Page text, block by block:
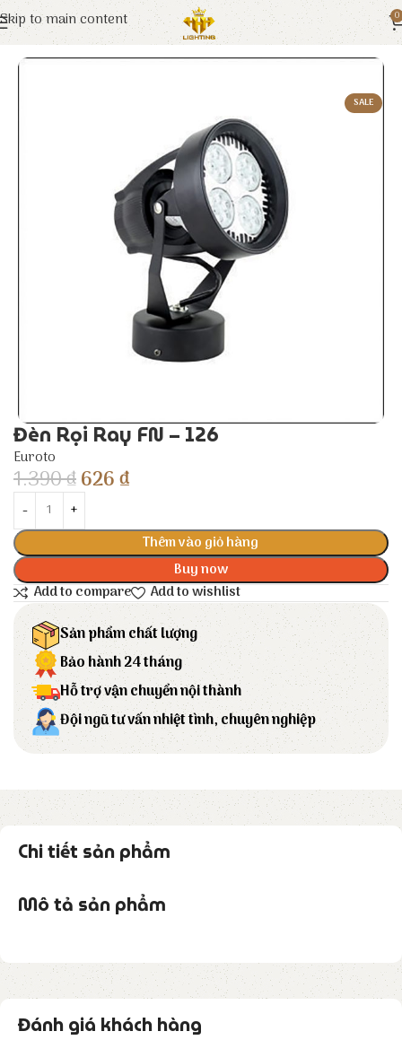
Skip to main content 0
Trang chủ Euroto Đèn LED
SALE
Đèn Rọi Ray FN – 126
Euroto
1.390₫626₫
Thêm vào giỏ hàng
Buy now
Add to compare
Add to wishlist
Sản phẩm chất lượng
Bảo hành 24 tháng
Hỗ trợ vận chuyển nội thành
Đội ngũ tư vấn nhiệt tình, chuyên nghiệp
Chi tiết sản phẩm
Mô tả sản phẩm
Đánh giá khách hàng